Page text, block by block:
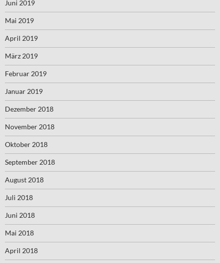
Juni 2019
Mai 2019
April 2019
März 2019
Februar 2019
Januar 2019
Dezember 2018
November 2018
Oktober 2018
September 2018
August 2018
Juli 2018
Juni 2018
Mai 2018
April 2018